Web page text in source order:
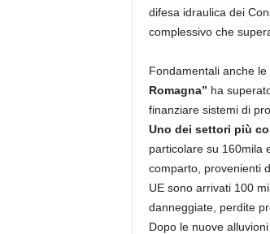
difesa idraulica dei
complessivo che
Fondamentali anche
Romagna” ha
finanziare sistemi di
Uno dei settori più
particolare su 160mila
comparto, provenienti
UE sono arrivati 100
danneggiate, perdite
Dopo le nuove